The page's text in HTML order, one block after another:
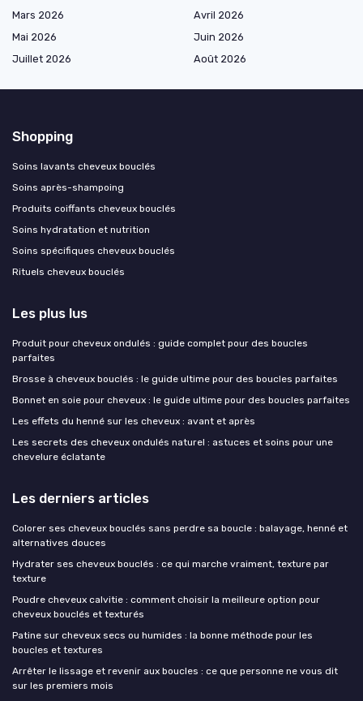
Mars 2026
Avril 2026
Mai 2026
Juin 2026
Juillet 2026
Août 2026
Shopping
Soins lavants cheveux bouclés
Soins après-shampoing
Produits coiffants cheveux bouclés
Soins hydratation et nutrition
Soins spécifiques cheveux bouclés
Rituels cheveux bouclés
Les plus lus
Produit pour cheveux ondulés : guide complet pour des boucles
parfaites
Brosse à cheveux bouclés : le guide ultime pour des boucles parfaites
Bonnet en soie pour cheveux : le guide ultime pour des boucles parfaites
Les effets du henné sur les cheveux : avant et après
Les secrets des cheveux ondulés naturel : astuces et soins pour une
chevelure éclatante
Les derniers articles
Colorer ses cheveux bouclés sans perdre sa boucle : balayage, henné et
alternatives douces
Hydrater ses cheveux bouclés : ce qui marche vraiment, texture par
texture
Poudre cheveux calvitie : comment choisir la meilleure option pour
cheveux bouclés et texturés
Patine sur cheveux secs ou humides : la bonne méthode pour les
boucles et textures
Arrêter le lissage et revenir aux boucles : ce que personne ne vous dit
sur les premiers mois